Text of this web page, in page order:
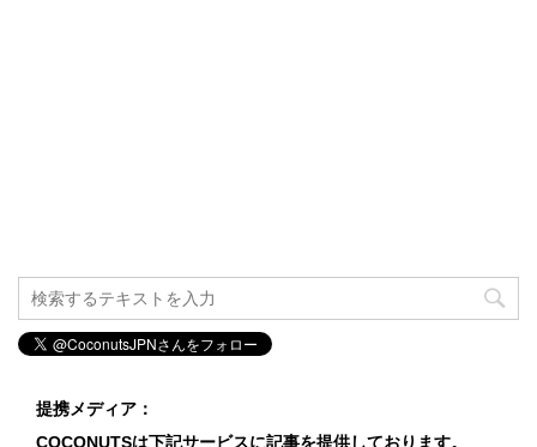
提携メディア：
COCONUTSは下記サービスに記事を提供しております。